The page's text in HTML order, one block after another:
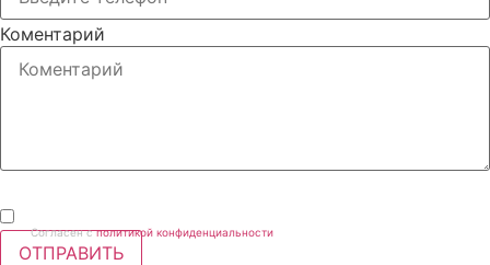
Коментарий
Согласен с политикой конфиденциальности
ОТПРАВИТЬ